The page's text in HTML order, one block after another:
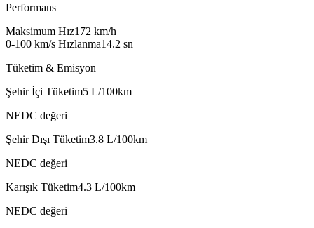
Performans
Maksimum Hız172 km/h
0-100 km/s Hızlanma14.2 sn
Tüketim & Emisyon
Şehir İçi Tüketim5 L/100km
NEDC değeri
Şehir Dışı Tüketim3.8 L/100km
NEDC değeri
Karışık Tüketim4.3 L/100km
NEDC değeri